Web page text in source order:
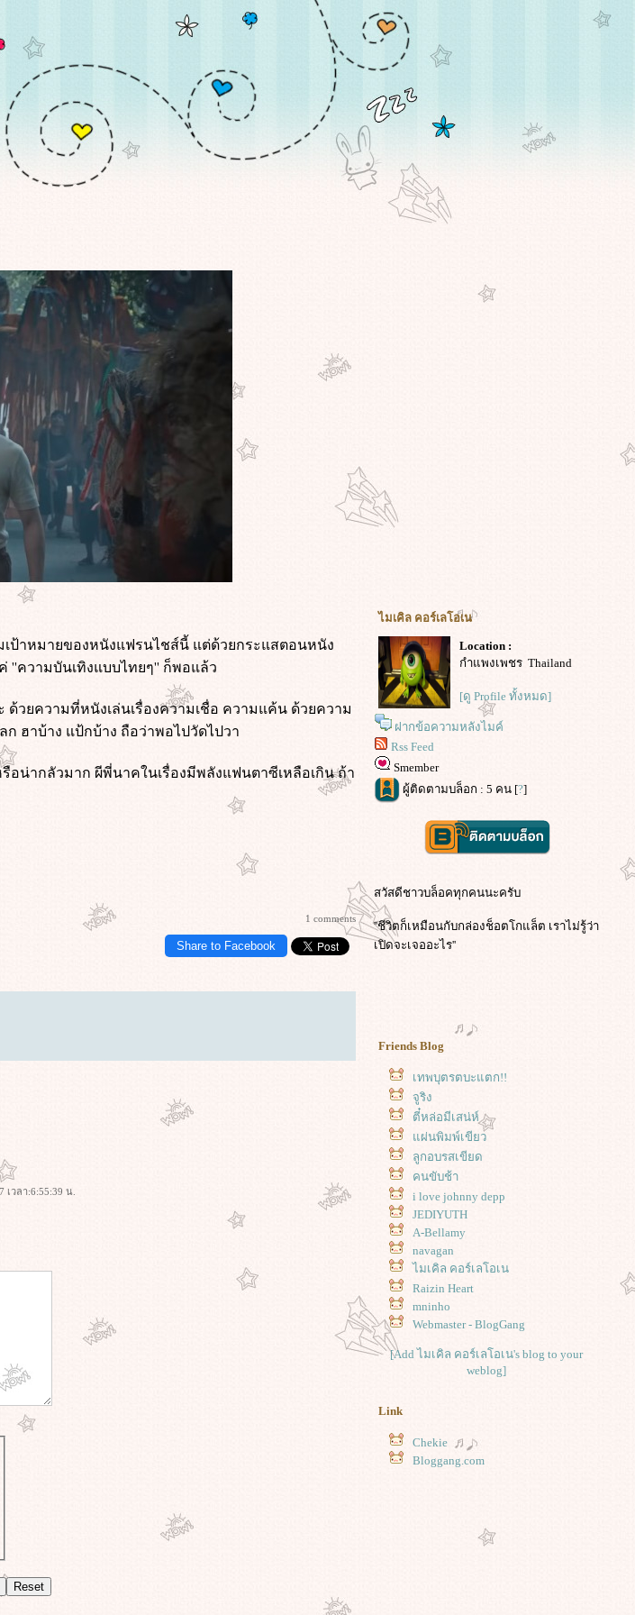
ป้าหมายของหนังแฟรนไชส์นี้ แต่ด้วยกระแสตอนหนัง
''ความบันเทิงแบบไทยๆ'' ก็พอแล้ว
ด้วยความที่หนังเล่นเรื่องความเชื่อ ความแค้น ด้วยความ
ก ฮาบ้าง แป้กบ้าง ถือว่าพอไปวัดไปวา
น่ากลัวมาก ผีพี่นาคในเรื่องมีพลังแฟนตาซีเหลือเกิน ถ้า
1 comments
Share to Facebook
เวลา:6:55:39 น.
ไมเคิล คอร์เลโอเน
Location :
กำแพงเพชร Thailand
[ดู Profile ทั้งหมด]
ฝากข้อความหลังไมค์
Rss Feed
Smember
ผู้ติดตามบล็อก : 5 คน [?]
สวัสดีชาวบล็อคทุกคนนะครับ
''ชีวิตก็เหมือนกับกล่องช็อตโกแล็ต เราไม่รู้ว่า
เปิดจะเจออะไร''
Friends Blog
เทพบุตรตบะแตก!!
จูริง
ตี๋หล่อมีเสน่ห์
ผ่นพิมพ์เขียว
ลูกอบรสเขียด
คนขับช้า
i love johnny depp
JEDIYUTH
A-Bellamy
navagan
ไมเคิล คอร์เลโอเน
Raizin Heart
mninho
Webmaster - BlogGang
[Add ไมเคิล คอร์เลโอเน's blog to your
weblog]
Link
Chekie
Bloggang.com